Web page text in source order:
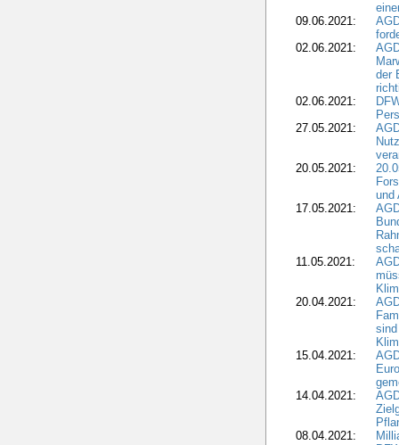
09.06.2021:
02.06.2021:
der
02.06.2021:
27.05.2021:
20.05.2021:
und
17.05.2021:
11.05.2021:
20.04.2021:
15.04.2021:
14.04.2021:
08.04.2021: